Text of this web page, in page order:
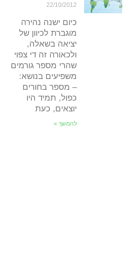
22/10/2012
כיום ישנה נהירה
מוגברת לכיוון של
יציאה בשאלה,
ולכאורה זה די צפוי
שהרי מספר גורמים
משפיעים בנושא:
– מספר בחורים
כפול, תמיד היו
יוצאים, כעת
להמשך »